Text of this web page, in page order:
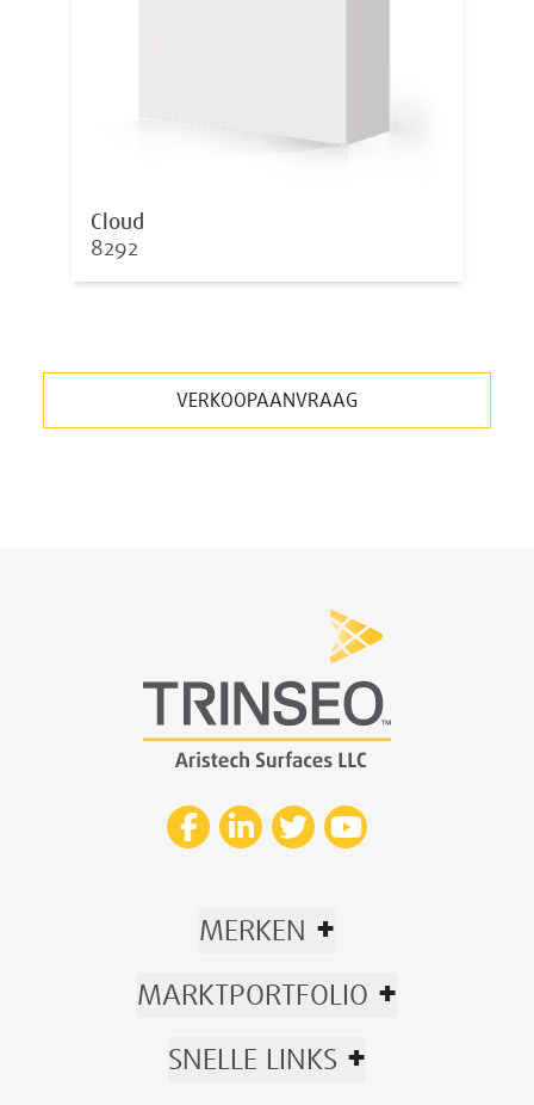
Cloud
8292
VERKOOPAANVRAAG
MERKEN +
MARKTPORTFOLIO +
SNELLE LINKS +